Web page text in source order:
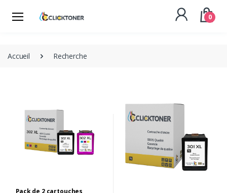
0
Accueil Recherche
Pack de 2 cartouches